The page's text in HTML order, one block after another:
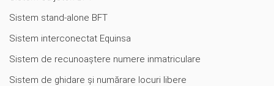
Sistem stand-alone BFT
Sistem interconectat Equinsa
Sistem de recunoaștere numere inmatriculare
Sistem de ghidare și numărare locuri libere